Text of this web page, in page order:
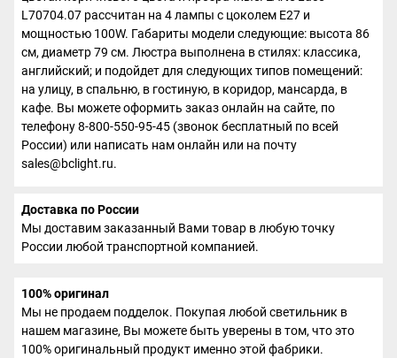
L70704.07 рассчитан на 4 лампы с цоколем E27 и
мощностью 100W. Габариты модели следующие: высота 86
см, диаметр 79 см. Люстра выполнена в стилях: классика,
английский; и подойдет для следующих типов помещений:
на улицу, в спальню, в гостиную, в коридор, мансарда, в
кафе. Вы можете оформить заказ онлайн на сайте, по
телефону 8-800-550-95-45 (звонок бесплатный по всей
России) или написать нам онлайн или на почту
sales@bclight.ru.
Доставка по России
Мы доставим заказанный Вами товар в любую точку
России любой транспортной компанией.
100% оригинал
Мы не продаем подделок. Покупая любой светильник в
нашем магазине, Вы можете быть уверены в том, что это
100% оригинальный продукт именно этой фабрики.